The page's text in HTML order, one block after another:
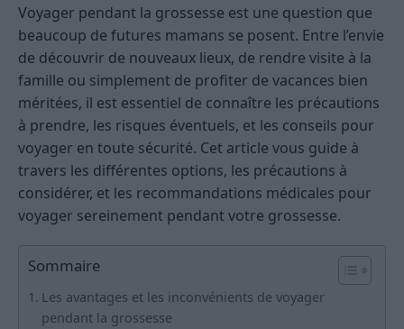
Voyager pendant la grossesse est une question que
beaucoup de futures mamans se posent. Entre l’envie
de découvrir de nouveaux lieux, de rendre visite à la
famille ou simplement de profiter de vacances bien
méritées, il est essentiel de connaître les précautions
à prendre, les risques éventuels, et les conseils pour
voyager en toute sécurité. Cet article vous guide à
travers les différentes options, les précautions à
considérer, et les recommandations médicales pour
voyager sereinement pendant votre grossesse.
Sommaire
Les avantages et les inconvénients de voyager
pendant la grossesse